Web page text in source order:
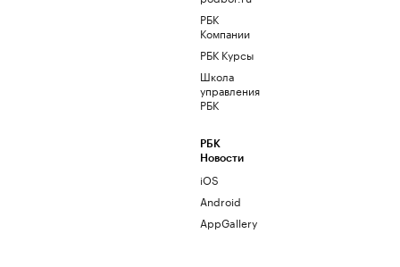
РБК
Компании
РБК Курсы
Школа
управления
РБК
РБК
Новости
iOS
Android
AppGallery